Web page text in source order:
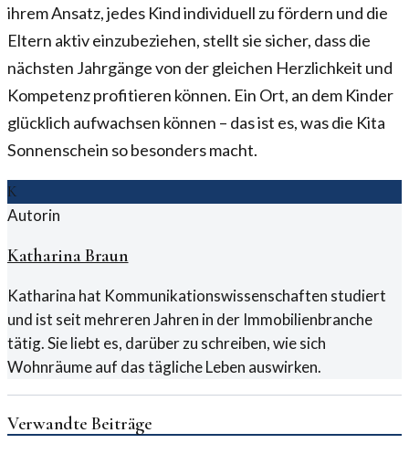
ihrem Ansatz, jedes Kind individuell zu fördern und die
Eltern aktiv einzubeziehen, stellt sie sicher, dass die
nächsten Jahrgänge von der gleichen Herzlichkeit und
Kompetenz profitieren können. Ein Ort, an dem Kinder
glücklich aufwachsen können – das ist es, was die Kita
Sonnenschein so besonders macht.
K
Autorin
Katharina Braun
Katharina hat Kommunikationswissenschaften studiert
und ist seit mehreren Jahren in der Immobilienbranche
tätig. Sie liebt es, darüber zu schreiben, wie sich
Wohnräume auf das tägliche Leben auswirken.
Verwandte Beiträge